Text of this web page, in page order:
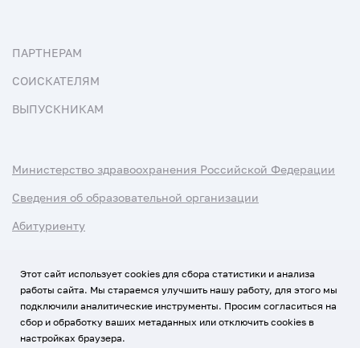
ПАРТНЕРАМ
СОИСКАТЕЛЯМ
ВЫПУСКНИКАМ
Министерство здравоохранения Российской Федерации
Сведения об образовательной организации
Абитуриенту
Использование Cookies
Политика обработки персональных данных
Этот сайт использует cookies для сбора статистики и анализа
работы сайта. Мы стараемся улучшить нашу работу, для этого мы
подключили аналитические инструменты. Просим согласиться на
сбор и обработку ваших метаданных или отключить cookies в
настройках браузера.